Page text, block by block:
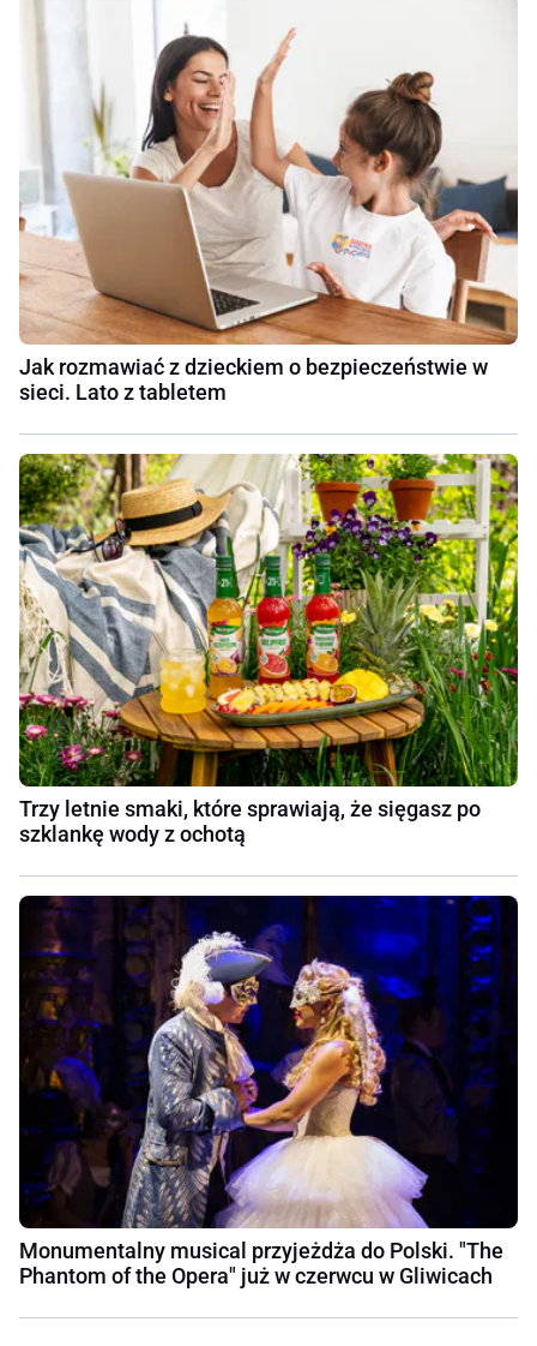
Jak rozmawiać z dzieckiem o bezpieczeństwie w
sieci. Lato z tabletem
Trzy letnie smaki, które sprawiają, że sięgasz po
szklankę wody z ochotą
Monumentalny musical przyjeżdża do Polski. "The
Phantom of the Opera" już w czerwcu w Gliwicach